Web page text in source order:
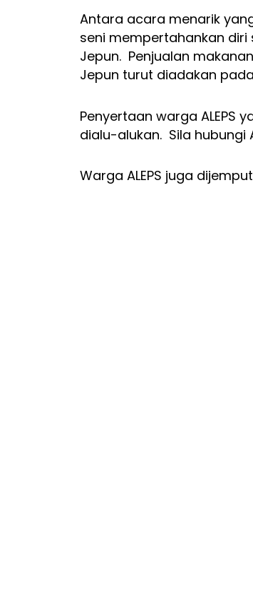
Antara acara menarik
seni mempertahankan
Jepun. Penjualan
Jepun turut diadakan
Penyertaan warga ALEPS
dialu-alukan. Sila hubungi
Warga ALEPS juga